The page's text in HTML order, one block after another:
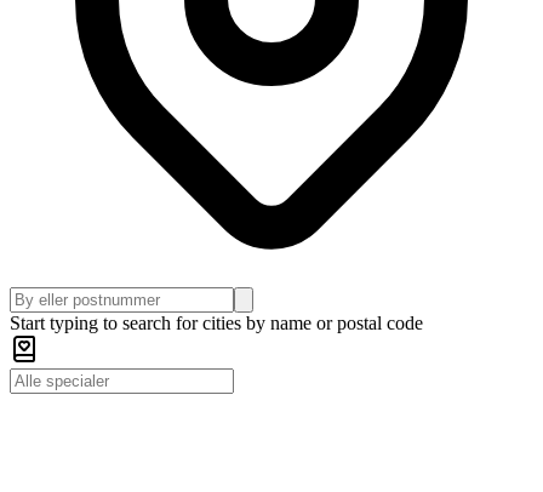
Start typing to search for cities by name or postal code